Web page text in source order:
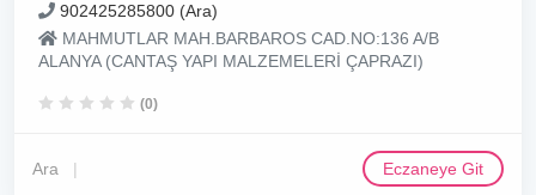
902425285800 (Ara)
MAHMUTLAR MAH.BARBAROS CAD.NO:136 A/B
ALANYA (CANTAŞ YAPI MALZEMELERİ ÇAPRAZI)
(0)
Ara Eczaneye Git